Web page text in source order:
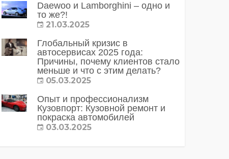
Daewoo и Lamborghini – одно и
то же?!
21.03.2025
Глобальный кризис в
автосервисах 2025 года:
Причины, почему клиентов стало
меньше и что с этим делать?
05.03.2025
Опыт и профессионализм
Кузовпорт: Кузовной ремонт и
покраска автомобилей
03.03.2025